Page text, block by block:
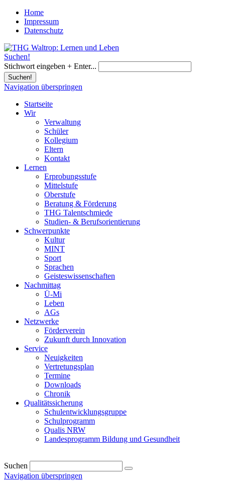
Home
Impressum
Datenschutz
Suchen!
Stichwort eingeben + Enter...
Suchen!
Navigation überspringen
Startseite
Wir
Verwaltung
Schüler
Kollegium
Eltern
Kontakt
Lernen
Erprobungsstufe
Mittelstufe
Oberstufe
Beratung & Förderung
THG Talentschmiede
Studien- & Berufsorientierung
Schwerpunkte
Kultur
MINT
Sport
Sprachen
Geisteswissenschaften
Nachmittag
Ü-Mi
Leben
AGs
Netzwerke
Förderverein
Zukunft durch Innovation
Service
Neuigkeiten
Vertretungsplan
Termine
Downloads
Chronik
Qualitätssicherung
Schulentwicklungsgruppe
Schulprogramm
Qualis NRW
Landesprogramm Bildung und Gesundheit
Suchen
Navigation überspringen